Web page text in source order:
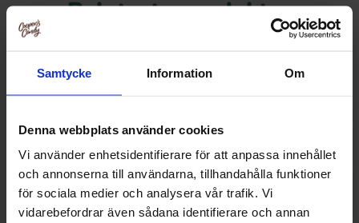
Samtycke Information Om
Denna webbplats använder cookies
Vi använder enhetsidentifierare för att anpassa innehållet
och annonserna till användarna, tillhandahålla funktioner
för sociala medier och analysera vår trafik. Vi
vidarebefordrar även sådana identifierare och annan
Relaterte produkter